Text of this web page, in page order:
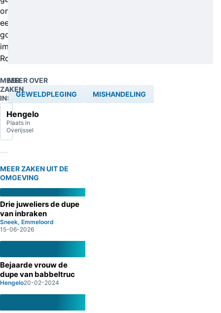
om
een
goudkleurige
imitatie-
Rolex.
MEER
ZAKEN
IN:
Hengelo
Plaats in
Overijssel
MEER OVER
GEWELDPLEGING
MISHANDELING
MEER ZAKEN UIT DE
OMGEVING
Drie juweliers de dupe
van inbraken
Sneek, Emmeloord
15-06-2026
Bejaarde vrouw de
dupe van babbeltruc
Hengelo20-02-2024